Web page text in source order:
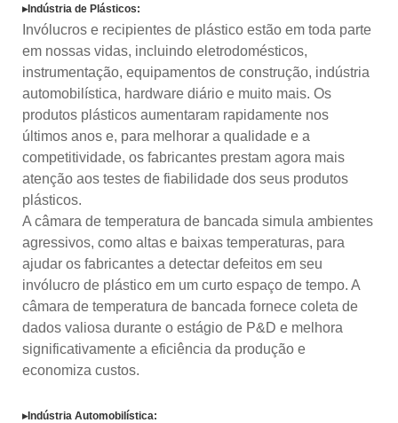
▸Indústria de Plásticos:
Invólucros e recipientes de plástico estão em toda parte
em nossas vidas, incluindo eletrodomésticos,
instrumentação, equipamentos de construção, indústria
automobilística, hardware diário e muito mais. Os
produtos plásticos aumentaram rapidamente nos
últimos anos e, para melhorar a qualidade e a
competitividade, os fabricantes prestam agora mais
atenção aos testes de fiabilidade dos seus produtos
plásticos.
A câmara de temperatura de bancada simula ambientes
agressivos, como altas e baixas temperaturas, para
ajudar os fabricantes a detectar defeitos em seu
invólucro de plástico em um curto espaço de tempo. A
câmara de temperatura de bancada fornece coleta de
dados valiosa durante o estágio de P&D e melhora
significativamente a eficiência da produção e
economiza custos.
▸Indústria Automobilística: